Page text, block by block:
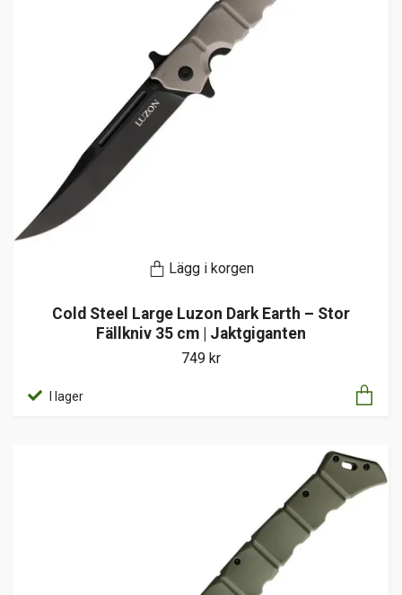
Lägg i korgen
Cold Steel Large Luzon Dark Earth – Stor
Fällkniv 35 cm | Jaktgiganten
749 kr
I lager